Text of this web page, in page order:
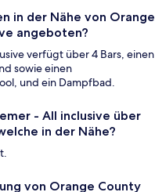
in der Nähe von Orange
angeboten?
verfügt über 4 Bars, einen
sowie einen
und ein Dampfbad.
- All inclusive über
in der Nähe?
von Orange County